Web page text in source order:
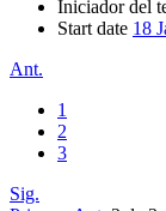
Iniciador del
Start date 18
Ant.
1
2
3
Sig.